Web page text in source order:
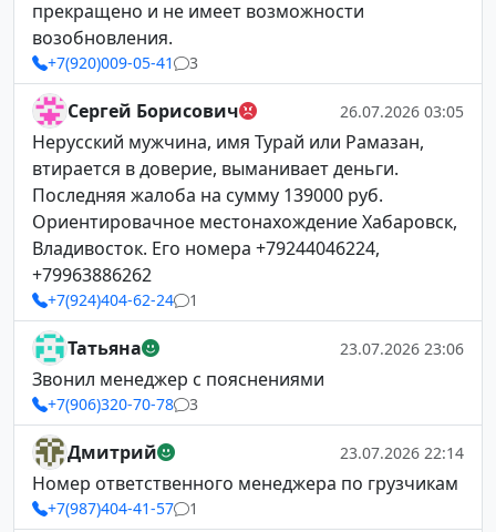
прекращено и не имеет возможности
возобновления.
+7(920)009-05-41 3
Сергей Борисович 26.07.2026 03:05
Нерусский мужчина, имя Турай или Рамазан,
втирается в доверие, выманивает деньги.
Последняя жалоба на сумму 139000 руб.
Ориентировачное местонахождение Хабаровск,
Владивосток. Его номера +79244046224,
+79963886262
+7(924)404-62-24 1
Татьяна 23.07.2026 23:06
Звонил менеджер с пояснениями
+7(906)320-70-78 3
Дмитрий 23.07.2026 22:14
Номер ответственного менеджера по грузчикам
+7(987)404-41-57 1